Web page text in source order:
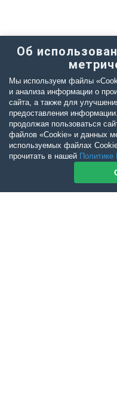
Об
Мы используем файлы
и анализа информации о
сайта, а также для
предоставления
продолжая пользоваться
файлов «Cookie» и данных
используемых файлах
прочитать в нашей